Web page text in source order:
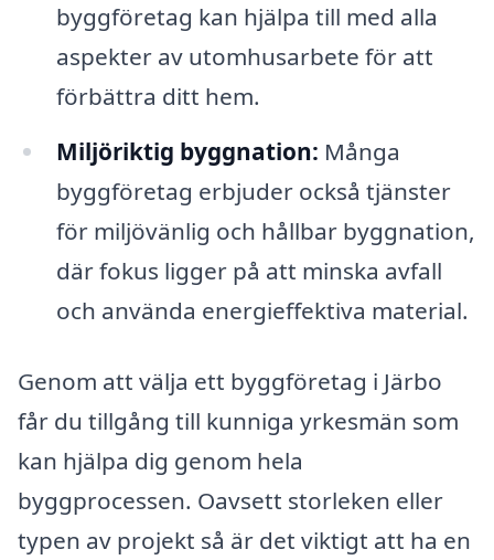
byggföretag kan hjälpa till med alla
aspekter av utomhusarbete för att
förbättra ditt hem.
Miljöriktig byggnation: Många
byggföretag erbjuder också tjänster
för miljövänlig och hållbar byggnation,
där fokus ligger på att minska avfall
och använda energieffektiva material.
Genom att välja ett byggföretag i Järbo
får du tillgång till kunniga yrkesmän som
kan hjälpa dig genom hela
byggprocessen. Oavsett storleken eller
typen av projekt så är det viktigt att ha en